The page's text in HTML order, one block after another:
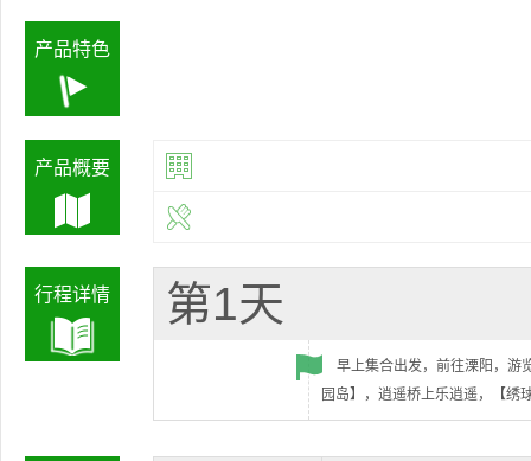
产品特色
产品概要
行程详情 第1天
早上集合出发，前往溧阳，游
园岛】，逍遥桥上乐逍遥，【绣